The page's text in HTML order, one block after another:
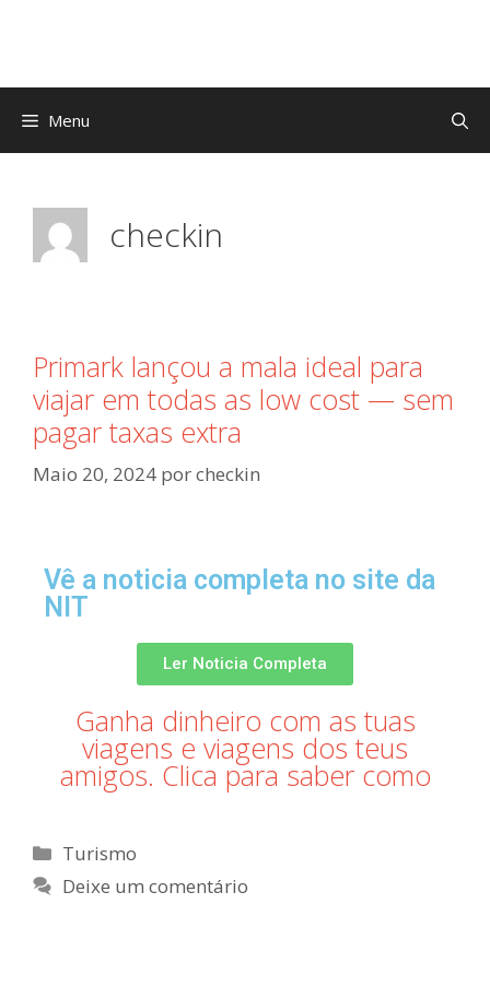
Menu
checkin
Primark lançou a mala ideal para
viajar em todas as low cost — sem
pagar taxas extra
Maio 20, 2024 porcheckin
Vê a noticia completa no site da
NIT
Ler Noticia Completa
Ganha dinheiro com as tuas
viagens e viagens dos teus
amigos. Clica para saber como​
Turismo
Deixe um comentário